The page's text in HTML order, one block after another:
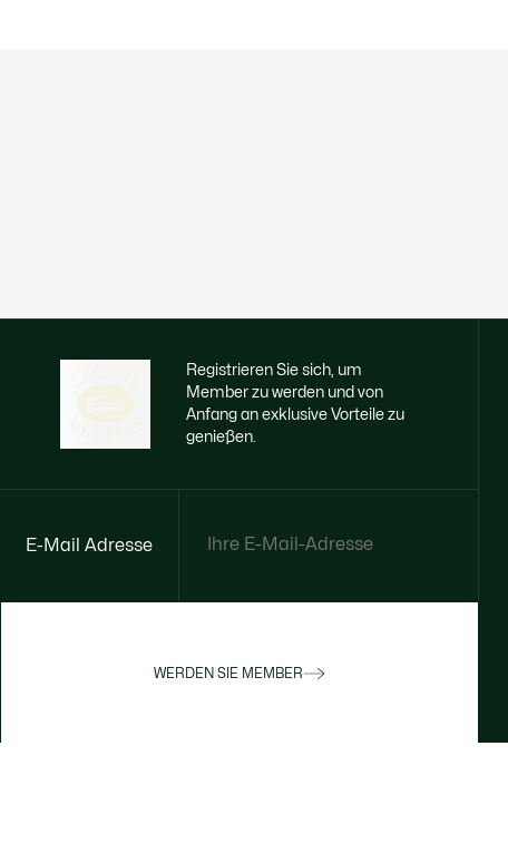
Registrieren Sie sich, um
Member zu werden und von
Anfang an exklusive Vorteile zu
genießen.
E-Mail Adresse
WERDEN SIE MEMBER